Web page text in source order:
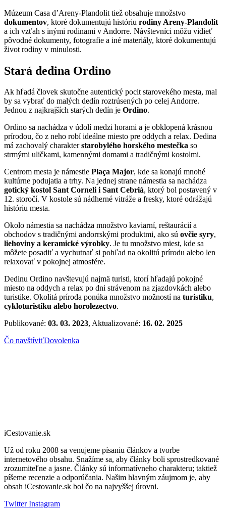
Múzeum Casa d’Areny-Plandolit tiež obsahuje množstvo
dokumentov, ktoré dokumentujú históriu rodiny Areny-Plandolit
a ich vzťah s inými rodinami v Andorre. Návštevníci môžu vidieť
pôvodné dokumenty, fotografie a iné materiály, ktoré dokumentujú
život rodiny v minulosti.
Stará dedina Ordino
Ak hľadá človek skutočne autentický pocit starovekého mesta, mal
by sa vybrať do malých dedín roztrúsených po celej Andorre.
Jednou z najkrajších starých dedín je Ordino.
Ordino sa nachádza v údolí medzi horami a je obklopená krásnou
prírodou, čo z neho robí ideálne miesto pre oddych a relax. Dedina
má zachovalý charakterstarobylého horského mestečka so
strmými uličkami, kamennými domami a tradičnými kostolmi.
Centrom mesta je námestie Plaça Major, kde sa konajú mnohé
kultúrne podujatia a trhy. Na jednej strane námestia sa nachádza
gotický kostol Sant Corneli i Sant Cebrià, ktorý bol postavený v
12. storočí. V kostole sú nádherné vitráže a fresky, ktoré odrážajú
históriu mesta.
Okolo námestia sa nachádza množstvo kaviarní, reštaurácií a
obchodov s tradičnými andorrskými produktmi, ako sú ovčie syry,
liehoviny a keramické výrobky. Je tu množstvo miest, kde sa
môžete posadiť a vychutnať si pohľad na okolitú prírodu alebo len
relaxovať v pokojnej atmosfére.
Dedinu Ordino navštevujú najmä turisti, ktorí hľadajú pokojné
miesto na oddych a relax po dni strávenom na zjazdovkách alebo
turistike. Okolitá príroda ponúka množstvo možností na turistiku,
cykloturistiku alebo horolezectvo.
Publikované: 03. 03. 2023, Aktualizované: 16. 02. 2025
Čo navštíviťDovolenka
iCestovanie.sk
Už od roku 2008 sa venujeme písaniu článkov a tvorbe
internetového obsahu. Snažíme sa, aby články boli sprostredkované
zrozumiteľne a jasne. Články sú informatívneho charakteru; taktiež
píšeme recenzie a odporúčania. Našim hlavným záujmom je, aby
obsah iCestovanie.sk bol čo na najvyššej úrovni.
TwitterInstagram